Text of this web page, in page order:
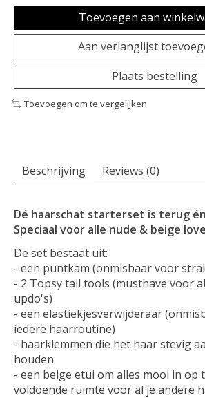
Toevoegen aan
Aan verlanglijst
Plaats bestelling
Toevoegen om te vergelijken
Beschrijving Reviews (0)
Dé haarschat starterset is terug
Speciaal voor alle nude & beige
De set bestaat uit:
- een puntkam (onmisbaar voor
- 2 Topsy tail tools (musthave voor
updo's)
- een elastiekjesverwijderaar
iedere haarroutine)
- haarklemmen die het haar stevig
houden
- een beige etui om alles mooi in op
voldoende ruimte voor al je andere